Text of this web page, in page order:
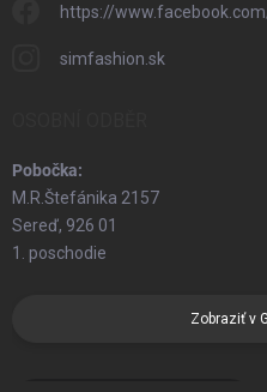
https://
simfashion.sk
Pobočka:
M.R.Štefánika 2157
Sereď, 926 01
1. poschodie
Zobraziť v